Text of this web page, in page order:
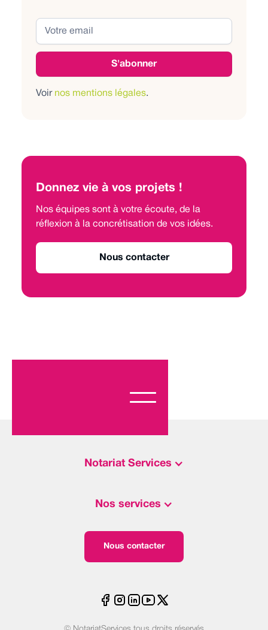
Voir nos mentions légales.
Donnez vie à vos projets !
Nos équipes sont à votre écoute, de la
réflexion à la concrétisation de vos idées.
Nous contacter
Notariat Services
Nos services
Nous contacter